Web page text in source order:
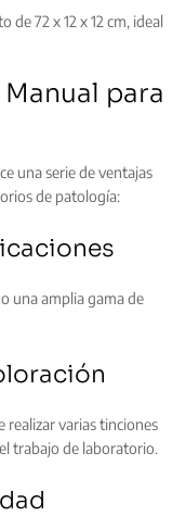
de 72 x 12 x 12 cm, ideal
para
una serie de ventajas
de patología:
una amplia gama de
realizar varias tinciones
trabajo de laboratorio.